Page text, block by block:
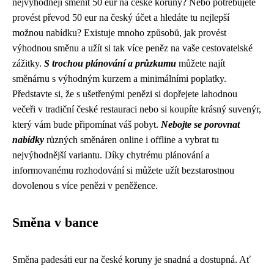
nejvýhodněji směnit 50 eur na české koruny? Nebo potřebujete
provést převod 50 eur na český účet a hledáte tu nejlepší
možnou nabídku? Existuje mnoho způsobů, jak provést
výhodnou směnu a užít si tak více peněz na vaše cestovatelské
zážitky. S trochou plánování a průzkumu můžete najít
směnárnu s výhodným kurzem a minimálními poplatky.
Představte si, že s ušetřenými penězi si dopřejete lahodnou
večeři v tradiční české restauraci nebo si koupíte krásný suvenýr,
který vám bude připomínat váš pobyt. Nebojte se porovnat
nabídky různých směnáren online i offline a vybrat tu
nejvýhodnější variantu. Díky chytrému plánování a
informovanému rozhodování si můžete užít bezstarostnou
dovolenou s více penězi v peněžence.
Směna v bance
Směna padesáti eur na české koruny je snadná a dostupná. Ať